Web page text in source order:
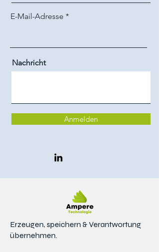
E-Mail-Adresse
Nachricht
Anmelden
Erzeugen, speichern & Verantwortung
übernehmen.